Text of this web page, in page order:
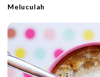
Meluculah